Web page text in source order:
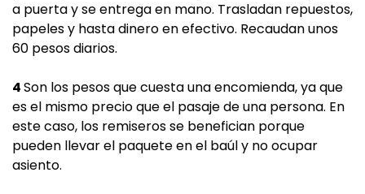
a puerta y se entrega en mano. Trasladan repuestos,
papeles y hasta dinero en efectivo. Recaudan unos
60 pesos diarios.
4Son los pesos que cuesta una encomienda, ya que
es el mismo precio que el pasaje de una persona. En
este caso, los remiseros se benefician porque
pueden llevar el paquete en el baúl y no ocupar
asiento.